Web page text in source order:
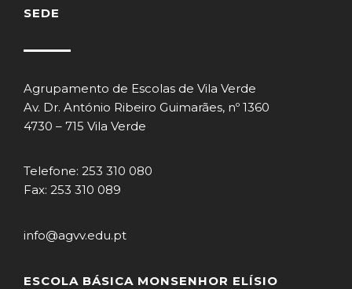
SEDE
Agrupamento de Escolas de Vila Verde
Av. Dr. António Ribeiro Guimarães, nº 1360
4730 – 715 Vila Verde
Telefone: 253 310 080
Fax: 253 310 089
info@agvv.edu.pt
ESCOLA BÁSICA MONSENHOR ELÍSIO